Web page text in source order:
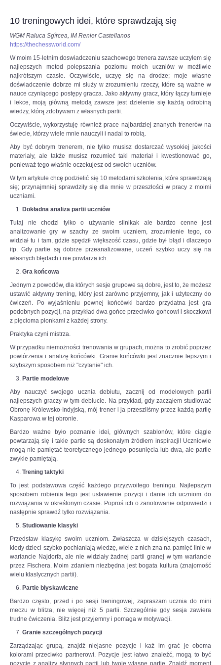
Turnieju
ostatniego
etapu
eliminacji
do
meczu
o
mistrzostwo
świata
szachach
klasycznych.
To
będą
piekielnie
zmagania,
ale
jest
podjąć
Każdy
nas
przejść
„ścieżkę
i
nie
pomylić
ani
razu.
Teraz
przed
bój,
którego
zwycięsko
wyjdzie
tylko
jeden.
Na
nas
wojna
–
powiedział
dla
Interia.pl
szachista.
Czytaj
https://sport.interia.pl/szachy/news-
jan-
krzysztof-
interia-
pl-
10 treningowych idei, które sprawdzają się
WGM Raluca Sgîrcea, IM Renier Castellanos
https://thechessworld.com/
W moim 15-letnim doswiadczeniu szachowego trenera zawsze uczyłem się
najlepszych metod polepszania poziomu moich uczniów w możliwie
najkrótszym czasie. Oczywiście, uczyę się na drodze; moje własne
doświadczenie dobrze mi służy w zrozumieniu rzeczy, które są ważne w
nauce czyniącego postępy gracza. Jako aktywny gracz, który łączy turnieje
i lekce, moją główną metodą zawsze jest dzielenie się każdą odrobiną
wiedzy, którą zdobywam z własnych partii.
Oczywiście, wykorzystuję również prace najbardziej znanych trenerów na
świecie, którzy wiele mnie nauczyli i nadal to robią.
Aby być dobrym trenerem, nie tylko musisz dostarczać wysokiej jakości
materiały, ale także musisz rozumieć taki materiał i kwestionować go,
ponieważ tego właśnie oczekujesz od swoich uczniów.
W tym artykule chcę podzielić się 10 metodami szkolenia, które sprawdzają
się; przynajmniej sprawdziły się dla mnie w przeszłości w pracy z moimi
uczniami.
Dokładna analiza partii uczniów
Tutaj nie chodzi tylko o używanie silnikak ale bardzo cenne jest
analizowanie gry w szachy ze swoim uczniem, zrozumienie tego, co
widział tu i tam, gdzie spędził większość czasu, gdzie był błąd i dlaczego
itp. Gdy partie są dobrze przeanalizowane, uczeń szybko uczy się na
własnych błędach i nie powtarza ich.
Gra końcowa
Jednym z powodów, dla których sesje grupowe są dobre, jest to, że możesz
ustawić aktywny trening, który jest zarówno przyjemny, jak i użyteczny do
ćwiczeń. Po wyjaśnieniu pewnej końcówki bardzo przydatna jest gra
podobnych pozycji, na przykład dwa gońce przeciwko gońcowi i skoczkowi
z pięcioma pionkami z każdej strony.
Praktyka czyni mistrza.
W przypadku niemożności trenowania w grupach, można to zrobić poprzez
powtórzenia i analizę końcówki. Granie końcówki jest znacznie lepszym i
szybszym sposobem niż "czytanie" ich.
Partie modelowe
Aby nauczyć swojego ucznia debiutu, zacznij od modelowych partii
najlepszych graczy w tym debiucie. Na przykład, gdy zacząłem studiować
Obronę Królewsko-Indyjską, mój trener i ja przeszliśmy przez każdą partię
Kasparowa w tej obronie.
Bardzo ważne było poznanie idei, głównych szablonów, które ciągle
powtarzają się i takie partie są doskonałym źródłem inspiracji! Uczniowie
mogą nie pamiętać teoretycznego jednego posunięcia lub dwa, ale partie
zwykle pamiętają.
Trening taktyki
To jest podstawowa część każdego przyzwoitego treningu. Najlepszym
sposobem robienia tego jest ustawienie pozycji i danie ich uczniom do
rozwiązania w określonym czasie. Poproś ich o zanotowanie odpowiedzi i
następnie sprawdź tylko rozwiązania.
Studiowanie klasyki
Przedstaw klasykę swoim uczniom. Zwłaszcza w dzisiejszych czasach,
kiedy dzieci szybko pochłaniają wiedzę, wiele z nich zna na pamięć linie w
wariancie Najdorfa, ale nie widziały żadnej partii granej w tym wariancie
przez Fischera. Moim zdaniem niezbędna jest bogata kultura (znajomość
wielu klaslycznych partii).
Partie błyskawiczne
Bardzo często, przed i po sesji treningowej, zapraszam ucznia do mini
meczu w blitza, nie więcej niż 5 partii. Szczególnie gdy sesja zawiera
trudne ćwiczenia. Blitz jest przyjemny i pomaga w motywacji.
Granie szczególnych pozycji
Zarządzając grupą, znajdź niejasne pozycje i każ im grać je oboma
kolorami przeciwko partnerowi. Pozycje jest łatwo znaleźć, mogą to być
pozycje z analizy słynnych partii lub twoje własne partie. Znajdź moment